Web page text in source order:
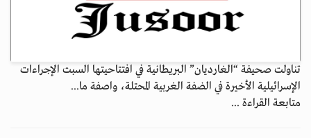
تناولت صحيفة “الغارديان” البريطانية في افتتاحيتها السبت الإجراءات
الإسرائيلية الأخيرة في الضفة الغربية المحتلة، واصفة ما...
متابعة القراءة ...